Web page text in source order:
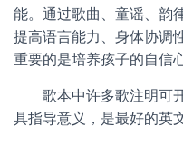
能。通过歌曲、童谣、韵
提高语言能力、身体协调
重要的是培养孩子的自信心
歌本中许多歌注明可开
具指导意义，是最好的英